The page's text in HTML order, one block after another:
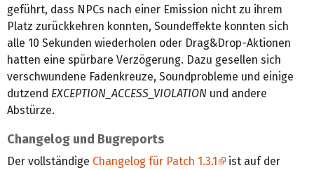
geführt, dass NPCs nach einer Emission nicht zu ihrem
Platz zurückkehren konnten, Soundeffekte konnten sich
alle 10 Sekunden wiederholen oder Drag&Drop-Aktionen
hatten eine spürbare Verzögerung. Dazu gesellen sich
verschwundene Fadenkreuze, Soundprobleme und einige
dutzend EXCEPTION_ACCESS_VIOLATION und andere
Abstürze.
Changelog und Bugreports
Der vollständige Changelog für Patch 1.3.1
ist auf der